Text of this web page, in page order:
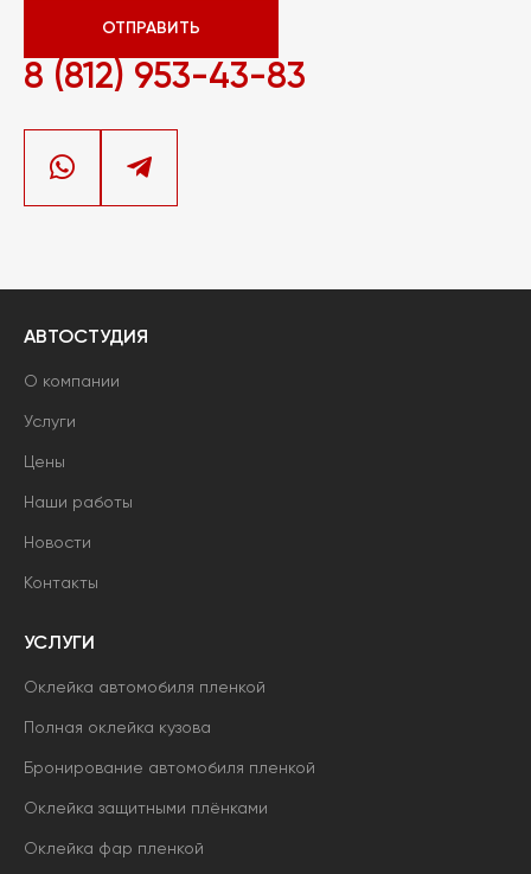
ОТПРАВИТЬ
8 (812) 953-43-83
АВТОСТУДИЯ
О компании
Услуги
Цены
Наши работы
Новости
Контакты
УСЛУГИ
Оклейка автомобиля пленкой
Полная оклейка кузова
Бронирование автомобиля пленкой
Оклейка защитными плёнками
Оклейка фар пленкой